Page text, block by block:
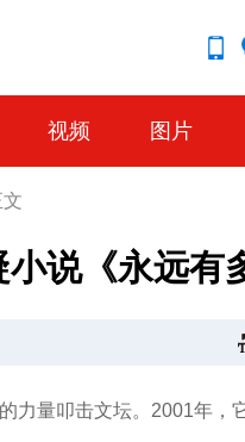
视频 图片
文
说《永远有
力量叩击文坛。2001年，